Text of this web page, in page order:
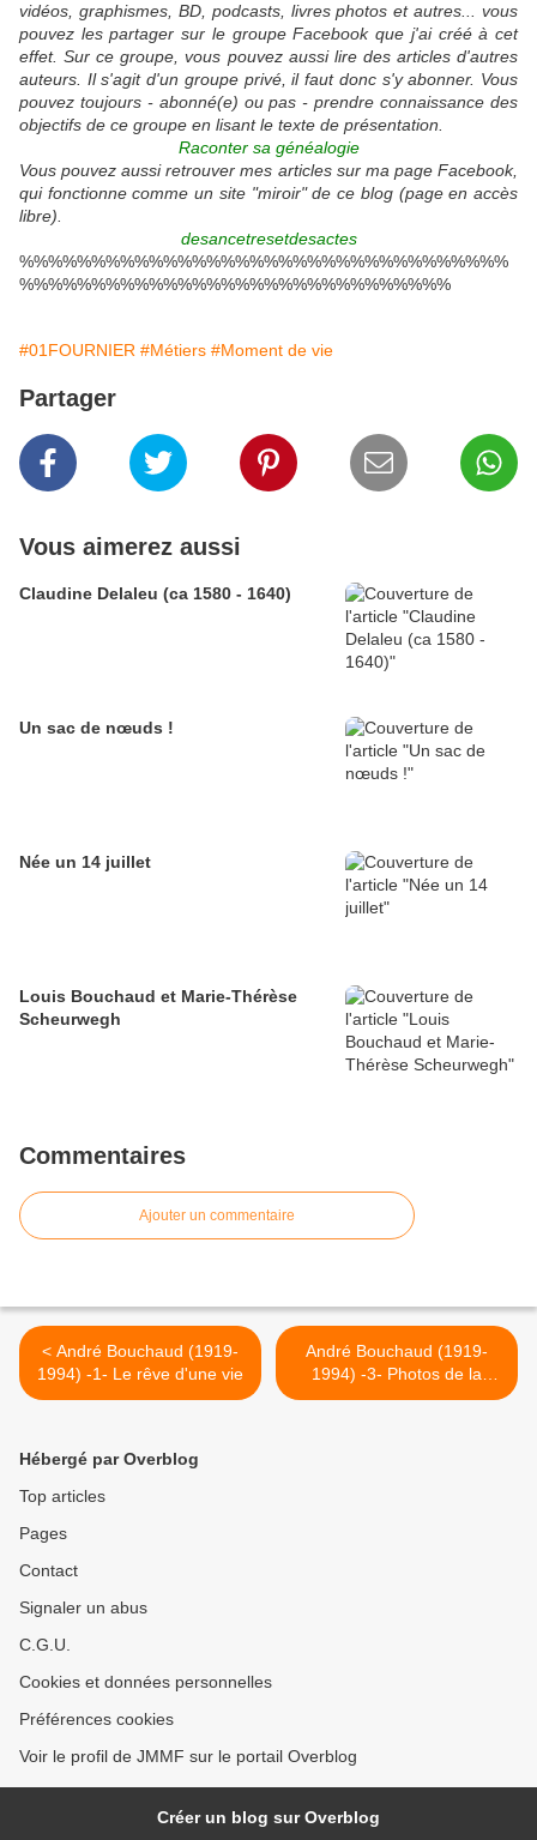
vidéos, graphismes, BD, podcasts, livres photos et autres... vous
pouvez les partager sur le groupe Facebook que j'ai créé à cet
effet. Sur ce groupe, vous pouvez aussi lire des articles d'autres
auteurs. Il s'agit d'un groupe privé, il faut donc s'y abonner. Vous
pouvez toujours - abonné(e) ou pas - prendre connaissance des
objectifs de ce groupe en lisant le texte de présentation.
Raconter sa généalogie
Vous pouvez aussi retrouver mes articles sur ma page Facebook,
qui fonctionne comme un site "miroir" de ce blog (page en accès
libre).
desancetresetdesactes
%%%%%%%%%%%%%%%%%%%%%%%%%%%%%%%%%%
%%%%%%%%%%%%%%%%%%%%%%%%%%%%%%
#01FOURNIER #Métiers #Moment de vie
Partager
Vous aimerez aussi
Claudine Delaleu (ca 1580 - 1640)
Un sac de nœuds !
Née un 14 juillet
Louis Bouchaud et Marie-Thérèse
Scheurwegh
Commentaires
Ajouter un commentaire
< André Bouchaud (1919-
1994) -1- Le rêve d'une vie
André Bouchaud (1919-
1994) -3- Photos de la
Troupe Frilli >
Hébergé par Overblog
Top articles
Pages
Contact
Signaler un abus
C.G.U.
Cookies et données personnelles
Préférences cookies
Voir le profil de JMMF sur le portail Overblog
Créer un blog sur Overblog